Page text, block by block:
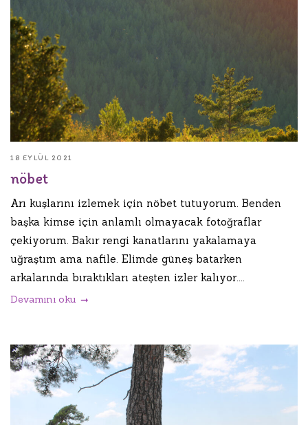
18 EYLÜL 2021
nöbet
Arı kuşlarını izlemek için nöbet tutuyorum. Benden
başka kimse için anlamlı olmayacak fotoğraflar
çekiyorum. Bakır rengi kanatlarını yakalamaya
uğraştım ama nafile. Elimde güneş batarken
arkalarında bıraktıkları ateşten izler kalıyor....
Devamını oku